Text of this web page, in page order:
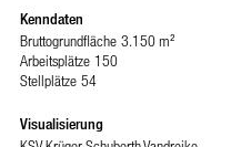
Kenndaten
Bruttogrundfläche 3.150 m²
Arbeitsplätze 150
Stellplätze 54
Visualisierung